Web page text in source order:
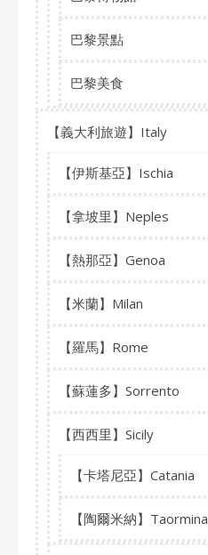
巴黎景點
巴黎美食
【義大利旅遊】Italy
【伊斯基亞】Ischia
【拿坡里】Neples
【熱那亞】Genoa
【米蘭】Milan
【羅馬】Rome
【蘇蓮多】Sorrento
【西西里】Sicily
【卡塔尼亞】Catania
【陶爾米納】Taormina